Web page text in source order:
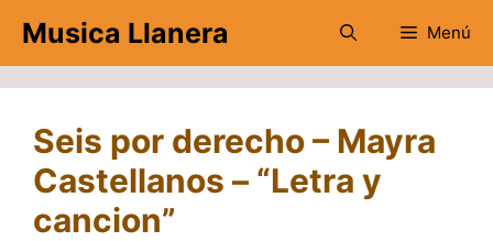
contenido
Musica Llanera Menú
Seis por derecho – Mayra
Castellanos – “Letra y
cancion”